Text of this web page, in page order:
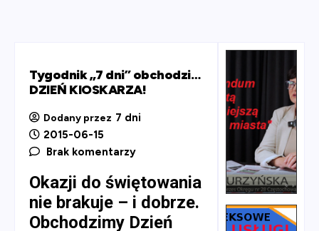
Tygodnik „7 dni” obchodzi…
DZIEŃ KIOSKARZA!
Dodany przez 7 dni
2015-06-15
Brak komentarzy
Okazji do świętowania
nie brakuje – i dobrze.
Obchodzimy Dzień